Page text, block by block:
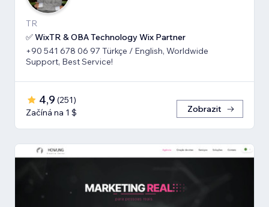
TR
✅ WixTR & OBA Technology Wix Partner
+90 541 678 06 97 Türkçe / English, Worldwide
Support, Best Service!
4,9 (251)
Začíná na 1 $
Zobrazit